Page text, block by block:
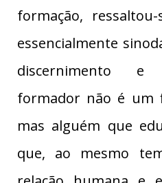
formação,
essencialmente
discernimento e
formador não é um
mas alguém que
que, ao mesmo